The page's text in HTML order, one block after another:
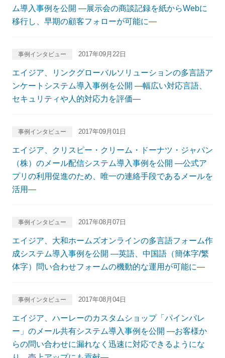
ム導入事例を公開 ―展示会の商談記録を紙からWebに
移行し、早期の顧客フォローが可能に―
事例インタビュー 2017年09月22日
エイジア、リンクグローバルソリューションの多言語ア
ンケートシステム導入事例を公開 ―幅広い対応言語、
セキュリティや人的対応力を評価―
事例インタビュー 2017年09月01日
エイジア、クリスピー・クリーム・ドーナツ・ジャパン
（株）のメール配信システム導入事例を公開 ―公式ア
プリの利用促進のため、唯一の連絡手段であるメールを
活用―
事例インタビュー 2017年08月07日
エイジア、大和ホームズオンラインの多言語フォーム作
成システム導入事例を公開 ―英語、中国語（簡体字/繁
体字）問い合わせフォームの機動的な運用が可能に―
事例インタビュー 2017年08月04日
エイジア、ハーレーのカスタムショップ「パインバレ
ー」のメール共有システム導入事例を公開 ―お客様か
らの問い合わせに漏れなく迅速に対応できるようにな